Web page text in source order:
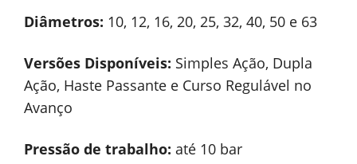
Diâmetros: 10, 12, 16, 20, 25, 32, 40, 50 e 63
Versões Disponíveis: Simples Ação, Dupla
Ação, Haste Passante e Curso Regulável no
Avanço
Pressão de trabalho: até 10 bar